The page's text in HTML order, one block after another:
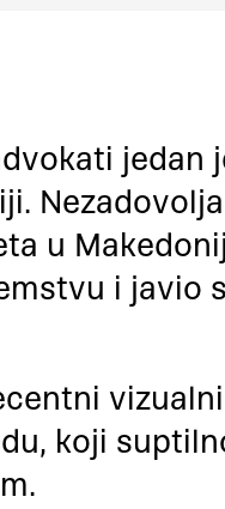
jedan
u
i javio
koji